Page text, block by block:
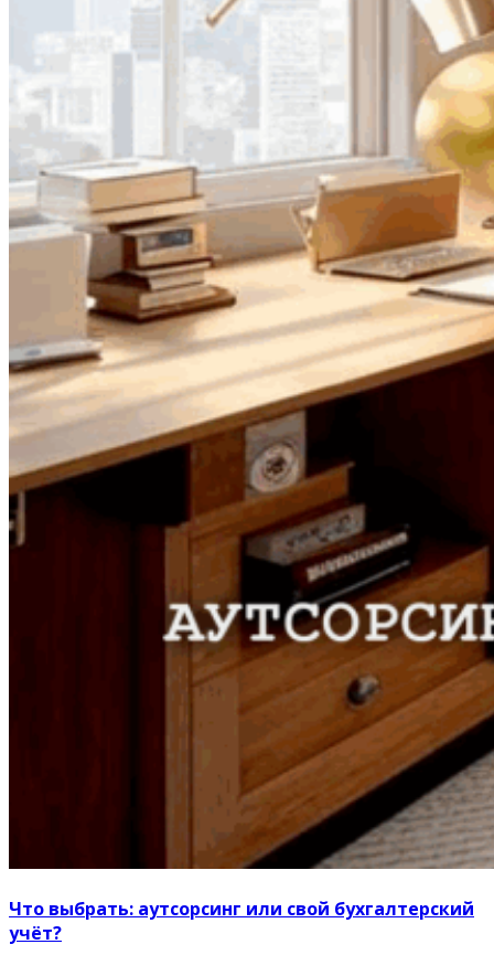
Что выбрать: аутсорсинг или свой бухгалтерский
учёт?